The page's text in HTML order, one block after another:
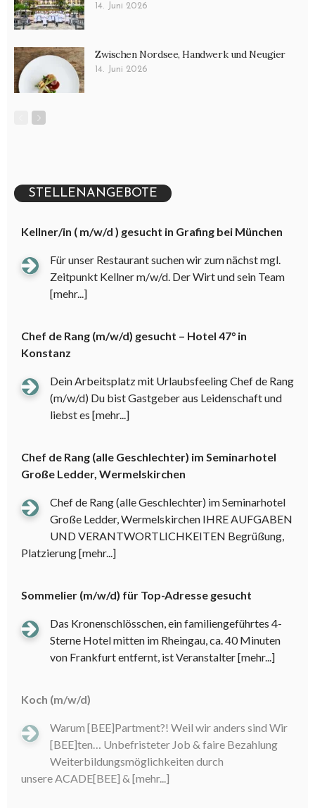
14. Juni 2026
Zwischen Nordsee, Handwerk und Neugier
14. Juni 2026
STELLENANGEBOTE
Kellner/in ( m/w/d ) gesucht in Grafing bei München
Für unser Restaurant suchen wir zum nächst mgl.
Zeitpunkt Kellner m/w/d. Der Wirt und sein Team
[mehr...]
Chef de Rang (m/w/d) gesucht – Hotel 47° in
Konstanz
Dein Arbeitsplatz mit Urlaubsfeeling Chef de Rang
(m/w/d) Du bist Gastgeber aus Leidenschaft und
liebst es [mehr...]
Chef de Rang (alle Geschlechter) im Seminarhotel
Große Ledder, Wermelskirchen
Chef de Rang (alle Geschlechter) im Seminarhotel
Große Ledder, Wermelskirchen IHRE AUFGABEN
UND VERANTWORTLICHKEITEN Begrüßung,
Platzierung[mehr...]
Sommelier (m/w/d) für Top-Adresse gesucht
Das Kronenschlösschen, ein familiengeführtes 4-
Sterne Hotel mitten im Rheingau, ca. 40 Minuten
von Frankfurt entfernt, ist Veranstalter[mehr...]
Koch (m/w/d)
Warum [BEE]Partment?! Weil wir anders sind Wir
[BEE]ten… Unbefristeter Job & faire Bezahlung
Weiterbildungsmöglichkeiten durch
unsere ACADE[BEE] & [mehr...]